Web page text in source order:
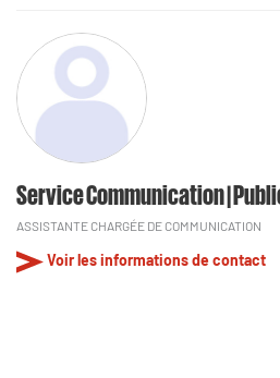
Service Communication |
ASSISTANTE CHARGÉE DE COMMUNICATION
Voir les informations de contact